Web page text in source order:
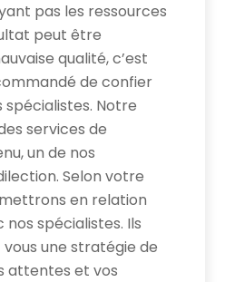
pas les ressources
peut être
qualité, c’est
de confier
Notre
services de
un de nos
Selon votre
en relation
spécialistes. Ils
une stratégie de
attentes et vos